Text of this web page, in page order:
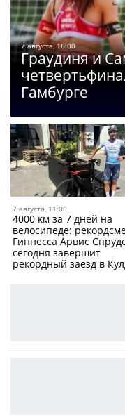
7 августа, 16:00
Граудиня и
Гамбурге
7 августа, 11:00
4000 км за 7 дней на
велосипеде:
Гиннесса Арвис
сегодня завершит
рекордный заезд в